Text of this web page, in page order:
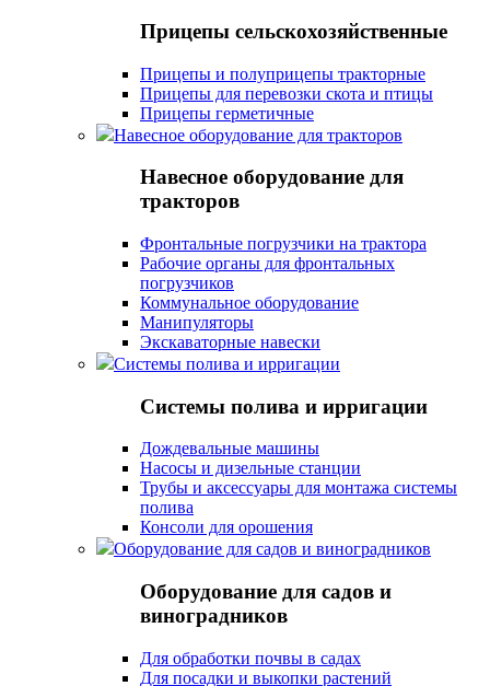
Прицепы сельскохозяйственные
Прицепы и полуприцепы тракторные
Прицепы для перевозки скота и птицы
Прицепы герметичные
Навесное оборудование для тракторов
Навесное оборудование для
тракторов
Фронтальные погрузчики на трактора
Рабочие органы для фронтальных
погрузчиков
Коммунальное оборудование
Манипуляторы
Экскаваторные навески
Системы полива и ирригации
Системы полива и ирригации
Дождевальные машины
Насосы и дизельные станции
Трубы и аксессуары для монтажа системы
полива
Консоли для орошения
Оборудование для садов и виноградников
Оборудование для садов и
виноградников
Для обработки почвы в садах
Для посадки и выкопки растений